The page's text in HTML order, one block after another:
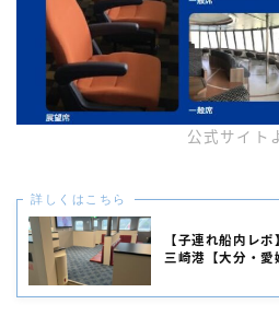
公式サイト
詳しくはこちら
【子連れ船内レ
三崎港【大分・愛